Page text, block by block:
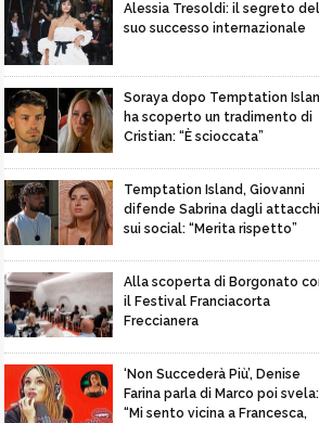
Alessia Tresoldi: il segreto del
suo successo internazionale
Soraya dopo Temptation
ha scoperto un tradimento di
Cristian: “È scioccata”
Temptation Island, Giovanni
difende Sabrina dagli attacchi
sui social: “Merita rispetto”
Alla scoperta di Borgonato
il Festival Franciacorta
Freccianera
‘Non Succederà Più’, Denise
Farina parla di Marco poi svela:
“Mi sento vicina a Francesca,